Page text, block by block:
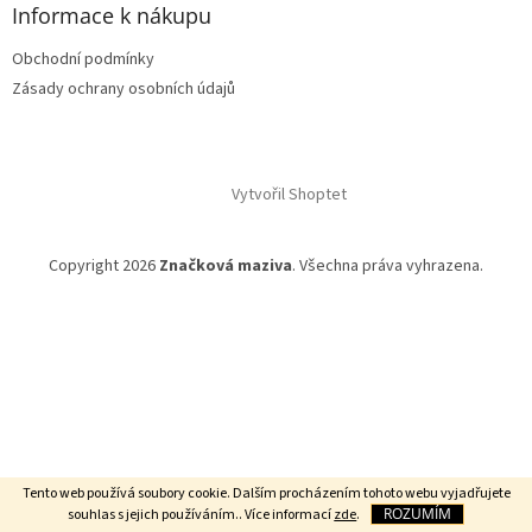
Tento web používá soubory cookie. Dalším procházením tohoto webu vyjadřujete
souhlas s jejich používáním.. Více informacízde. ROZUMÍM
Informace k nákupu
Obchodní podmínky
Zásady ochrany osobních údajů
Vytvořil Shoptet
Copyright 2026 Značková maziva. Všechna práva vyhrazena.